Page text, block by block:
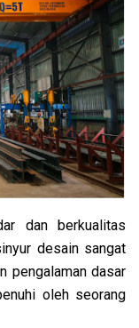
dan berkualitas
desain sangat
pengalaman dasar
oleh seorang